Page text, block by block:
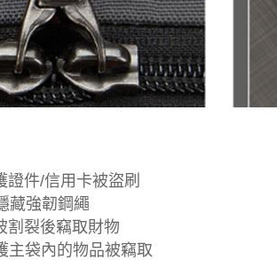
件/信用卡被盜刷
藏強韌鋼繩
割裂後竊取財物
主袋內的物品被竊取